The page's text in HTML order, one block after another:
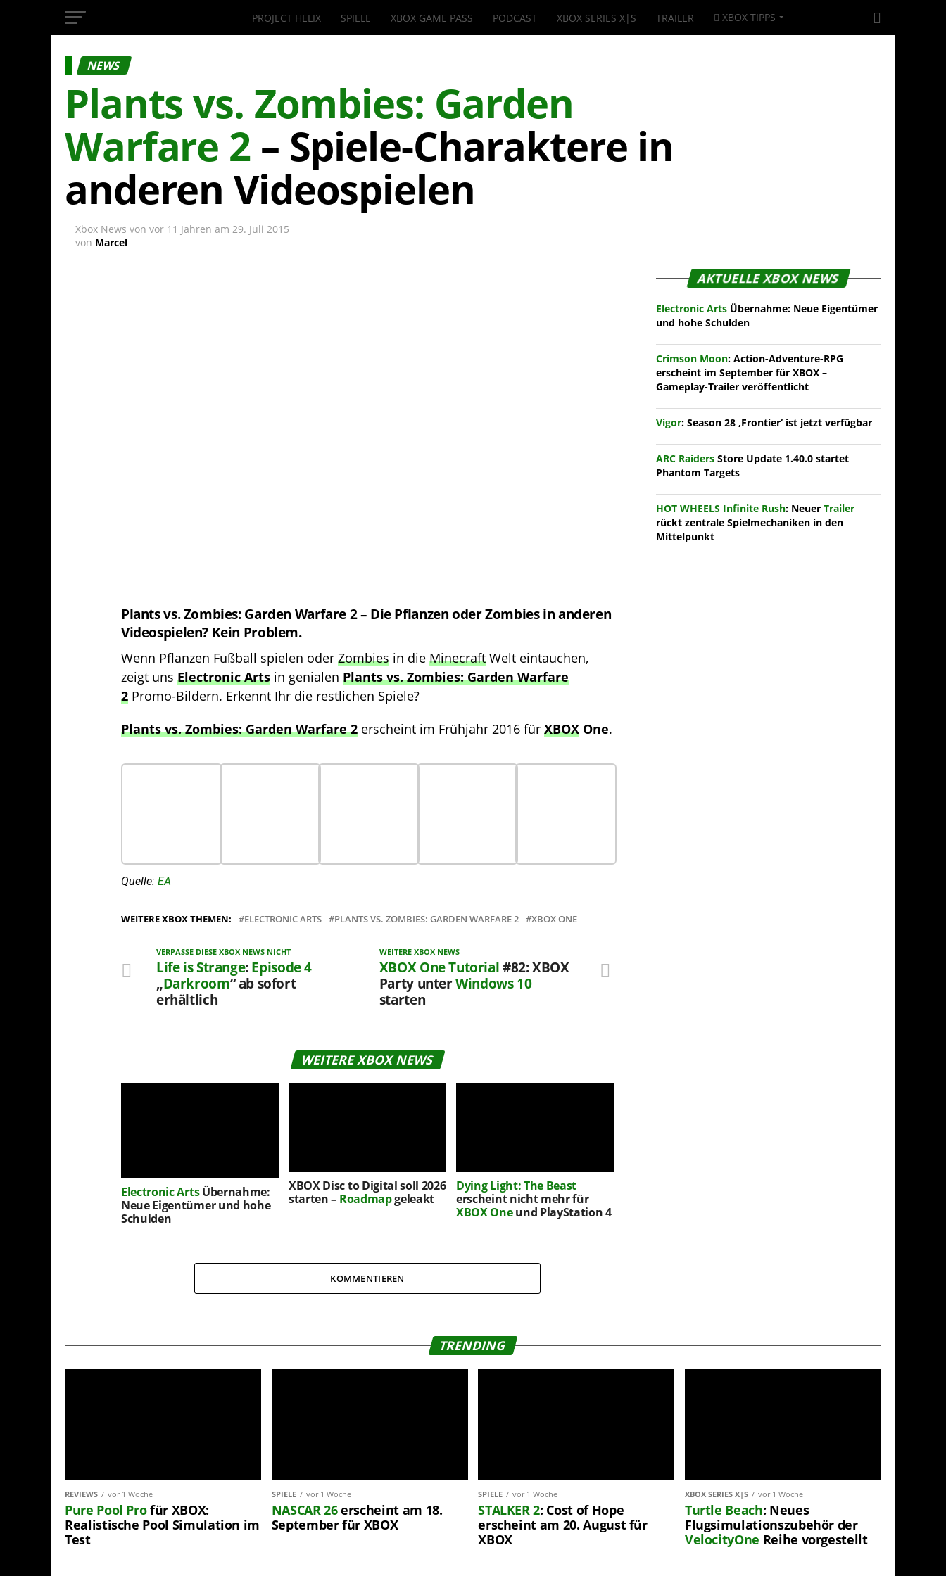
InsideXbox.de
PROJECT HELIX SPIELE XBOX GAME PASS PODCAST XBOX SERIES X|S TRAILER XBOX TIPPS
NEWS
Plants vs. Zombies: Garden
Warfare 2– Spiele-Charaktere in
anderen Videospielen
Xbox News von vor 11 Jahren am 29. Juli 2015
von Marcel
Plants vs. Zombies: Garden Warfare 2 – Die Pflanzen oder Zombies in anderen
Videospielen? Kein Problem.
Wenn Pflanzen Fußball spielen oder Zombies in die Minecraft Welt eintauchen,
zeigt uns Electronic Arts in genialen Plants vs. Zombies: Garden Warfare
2 Promo-Bildern. Erkennt Ihr die restlichen Spiele?
Plants vs. Zombies: Garden Warfare 2 erscheint im Frühjahr 2016 für XBOX One.
Quelle: EA
WEITERE XBOX THEMEN: ELECTRONIC ARTS PLANTS VS. ZOMBIES: GARDEN WARFARE 2 XBOX ONE
WEITERE XBOX NEWS
XBOX One Tutorial#82: XBOX
Party unterWindows 10
starten
VERPASSE DIESE XBOX NEWS NICHT
Life is Strange:Episode 4
„Darkroom“ ab sofort
erhältlich
WEITERE XBOX NEWS
Electronic ArtsÜbernahme:
Neue Eigentümer und hohe
Schulden
XBOX Disc to Digital soll 2026
starten – Roadmapgeleakt
Dying Light: The Beast
erscheint nicht mehr für
XBOX Oneund PlayStation 4
KOMMENTIEREN
AKTUELLE XBOX NEWS
Electronic Arts Übernahme: Neue Eigentümer
und hohe Schulden
Crimson Moon: Action-Adventure-RPG
erscheint im September für XBOX –
Gameplay-Trailer veröffentlicht
Vigor: Season 28 ‚Frontier‘ ist jetzt verfügbar
ARC Raiders Store Update 1.40.0 startet
Phantom Targets
HOT WHEELS Infinite Rush: Neuer Trailer
rückt zentrale Spielmechaniken in den
Mittelpunkt
TRENDING
REVIEWS vor 1 Woche
Pure Pool Profür XBOX:
Realistische Pool Simulation im
Test
SPIELE vor 1 Woche
NASCAR 26erscheint am 18.
September für XBOX
SPIELE vor 1 Woche
STALKER 2: Cost of Hope
erscheint am 20. August für
XBOX
XBOX SERIES X|S vor 1 Woche
Turtle Beach: Neues
Flugsimulationszubehör der
VelocityOne Reihe vorgestellt